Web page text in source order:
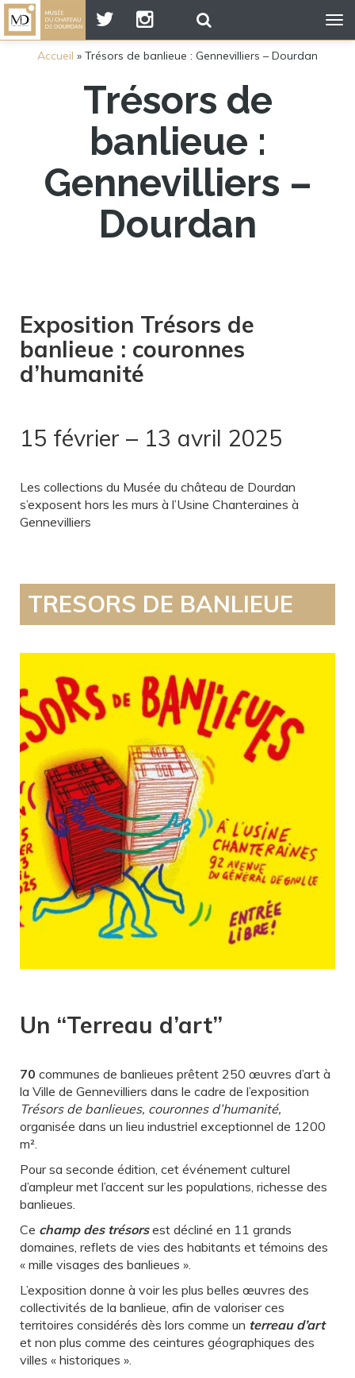
Accueil » Trésors de banlieue : Gennevilliers – Dourdan
Trésors de
banlieue :
Gennevilliers –
Dourdan
Exposition Trésors de
banlieue : couronnes
d’humanité
15 février – 13 avril 2025
Les collections du Musée du château de Dourdan
s’exposent hors les murs à l’Usine Chanteraines à
Gennevilliers
TRESORS DE BANLIEUE
Un “Terreau d’art”
70 communes de banlieues prêtent 250 œuvres d’art à
la Ville de Gennevilliers dans le cadre de l’exposition
Trésors de banlieues, couronnes d’humanité,
organisée dans un lieu industriel exceptionnel de 1200
m².
Pour sa seconde édition, cet événement culturel
d’ampleur met l’accent sur les populations, richesse des
banlieues.
Ce champ des trésorsest décliné en 11 grands
domaines, reflets de vies des habitants et témoins des
« mille visages des banlieues ».
L’exposition donne à voir les plus belles œuvres des
collectivités de la banlieue, afin de valoriser ces
territoires considérés dès lors comme un terreau d’art
et non plus comme des ceintures géographiques des
villes « historiques ».